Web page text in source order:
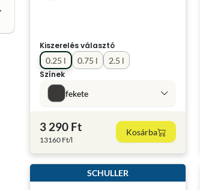
Kiszerelés választó
0.25 l
0.75 l
2.5 l
Színek
fekete
3 290 Ft
13160 Ft/l
Kosárba
SCHULLER